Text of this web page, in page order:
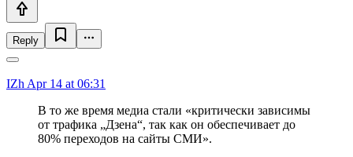
Reply
IZh Apr 14 at 06:31
В то же время медиа стали «критически зависимы
от трафика „Дзена“, так как он обеспечивает до
80% переходов на сайты СМИ».